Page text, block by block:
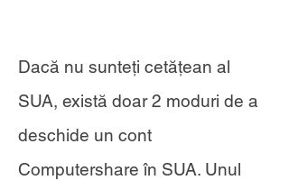
Dacă nu sunteți cetățean al
SUA, există doar 2 moduri de a
deschide un cont
Computershare în SUA. Unul